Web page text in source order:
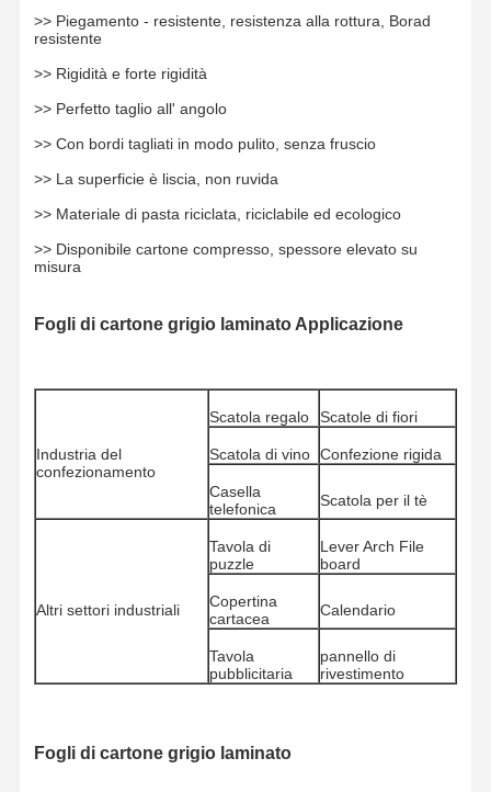
Fabbrica
Qualità
Casi Blog
Cartone grigio
Bordo duplex
Carta lucida
carta di pietra
>> Piegamento - resistente, resistenza alla rottura, Borad
resistente
>> Rigidità e forte rigidità
>> Perfetto taglio all' angolo
>> Con bordi tagliati in modo pulito, senza fruscio
>> La superficie è liscia, non ruvida
>> Materiale di pasta riciclata, riciclabile ed ecologico
>> Disponibile cartone compresso, spessore elevato su
misura
Fogli di cartone grigio laminato Applicazione
Industria del
confezionamento
Scatola regalo Scatole di fiori
Scatola di vino Confezione rigida
Casella
telefonica
Scatola per il tè
Altri settori industriali
Tavola di
puzzle
Lever Arch File
board
Copertina
cartacea
Calendario
Tavola
pubblicitaria
pannello di
rivestimento
Fogli di cartone grigio laminato